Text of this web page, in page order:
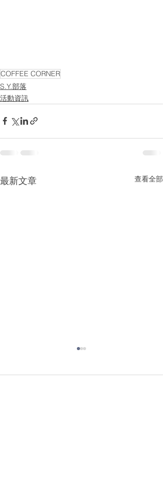
COFFEE CORNER
S.Y.部落
活動資訊
最新文章 查看全部